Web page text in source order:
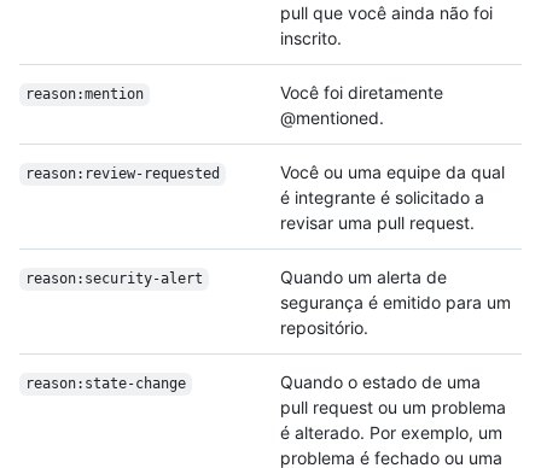
pull que você ainda não foi
inscrito.
reason:mention
Você foi diretamente
@mentioned.
reason:review-requested
Você ou uma equipe da qual
é integrante é solicitado a
revisar uma pull request.
reason:security-alert
Quando um alerta de
segurança é emitido para um
repositório.
reason:state-change
Quando o estado de uma
pull request ou um problema
é alterado. Por exemplo, um
problema é fechado ou uma